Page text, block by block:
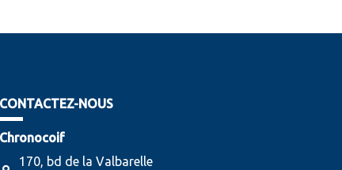
CONTACTEZ-NOUS
Chronocoif
170, bd de la Valbarelle